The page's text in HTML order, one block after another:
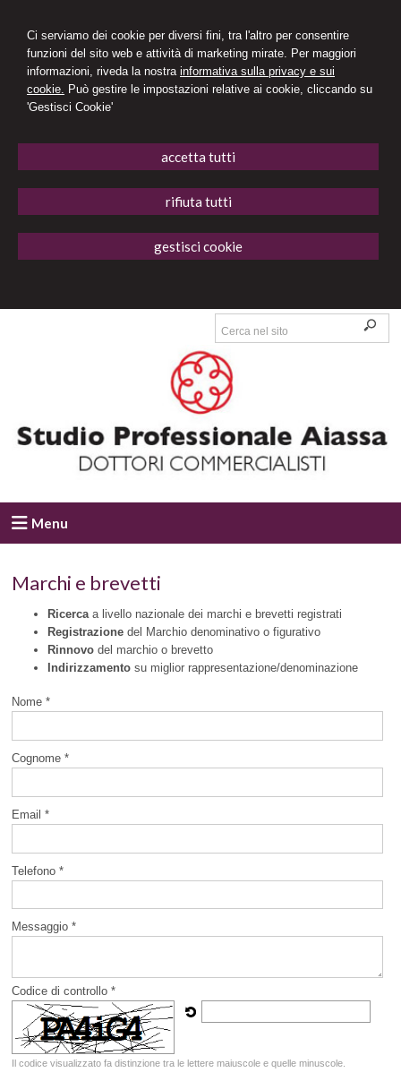
Ci serviamo dei cookie per diversi fini, tra l'altro per consentire
funzioni del sito web e attività di marketing mirate. Per maggiori
informazioni, riveda la nostra informativa sulla privacy e sui
cookie. Può gestire le impostazioni relative ai cookie, cliccando su
'Gestisci Cookie'
accetta tutti
rifiuta tutti
gestisci cookie
Menu
Marchi e brevetti
Ricercaa livello nazionale dei marchi e brevetti registrati
Registrazione del Marchio denominativo o figurativo
Rinnovo del marchio o brevetto
Indirizzamento su miglior rappresentazione/denominazione
Nome *
Cognome *
Email *
Telefono *
Messaggio *
Codice di controllo *
Il codice visualizzato fa distinzione tra le lettere maiuscole e quelle minuscole.